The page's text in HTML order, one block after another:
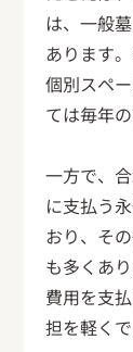
は、一般
あります
個別スペ
ては毎年
一方で、
に支払う
おり、そ
も多くあ
費用を支
担を軽く